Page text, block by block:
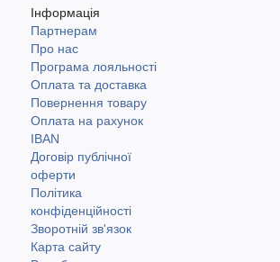
Інформація
Партнерам
Про нас
Програма лояльності
Оплата та доставка
Повернення товару
Оплата на рахунок
IBAN
Договір публічної
оферти
Політика
конфіденційності
Зворотній зв'язок
Карта сайту